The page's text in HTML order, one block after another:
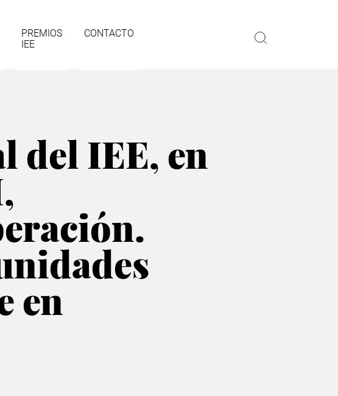
PREMIOS
IEE
CONTACTO
del IEE, en
en